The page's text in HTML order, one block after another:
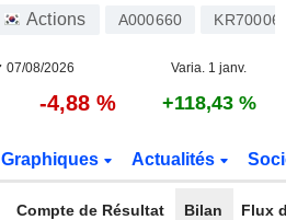
Actions A000660
07/08/2026 Varia. 1 janv.
-4,88 % +118,43 %
Graphiques Actualités
Compte de Résultat Bilan Flux